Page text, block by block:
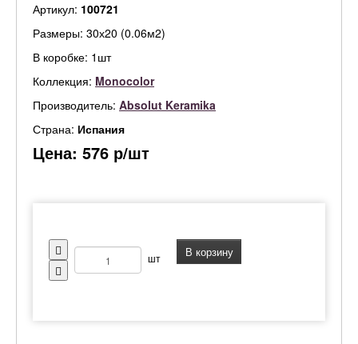
Артикул: 100721
Размеры: 30х20 (0.06м2)
В коробке: 1шт
Коллекция: Monocolor
Производитель: Absolut Keramika
Страна: Испания
Цена: 576 р/шт
шт В корзину